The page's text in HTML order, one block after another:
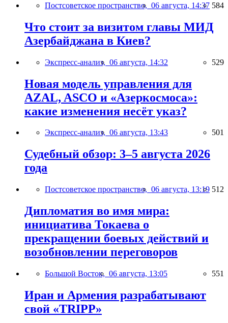
Постсоветское пространство, 06 августа, 14:37 584
Что стоит за визитом главы МИД
Азербайджана в Киев?
Экспресс-анализ, 06 августа, 14:32 529
Новая модель управления для
AZAL, ASCO и «Азеркосмоса»:
какие изменения несёт указ?
Экспресс-анализ, 06 августа, 13:43 501
Судебный обзор: 3–5 августа 2026
года
Постсоветское пространство, 06 августа, 13:19 512
Дипломатия во имя мира:
инициатива Токаева о
прекращении боевых действий и
возобновлении переговоров
Большой Восток, 06 августа, 13:05 551
Иран и Армения разрабатывают
свой «TRIPP»